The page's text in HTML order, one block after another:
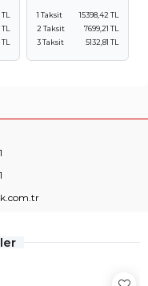
1 Taksit
15398,42 TL
2 Taksit
7699,21 TL
3 Taksit
5132,81 TL